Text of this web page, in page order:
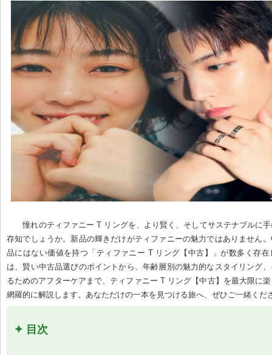
憧れのティファニー T リングを、より賢く、そしてサステナブルに
存知でしょうか。新品の輝きだけがティファニーの魅力ではありません
品にはない価値を持つ「ティファニー T リング【中古】」が数多く存
は、賢い中古品選びのポイントから、年齢層別の魅力的なスタイリング
るためのアフターケアまで、ティファニー T リング【中古】を最大限に
網羅的に解説します。あなただけの一本を見つける旅へ、ぜひご一緒くだ
✦ 目次